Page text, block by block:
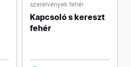
szerelvények fehér
Kapcsoló s kereszt
fehér